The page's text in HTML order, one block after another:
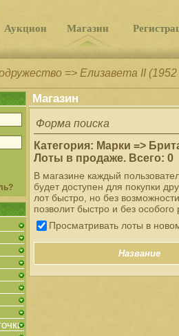
Аукцион Магазин
=> Елизавета II
Магазин
Форма поиска
Категория: Марки =>
Лоты в продаже. Всего: 0
В магазине каждый
будет доступен для покупки
лот быстро, но без
позволит быстро и без
Просматривать лоты в
Название